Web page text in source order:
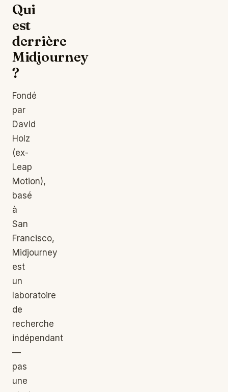
Qui
est
derrière
Midjourney
?
Fondé
par
David
Holz
(ex-
Leap
Motion),
basé
à
San
Francisco,
Midjourney
est
un
laboratoire
de
recherche
indépendant
—
pas
une